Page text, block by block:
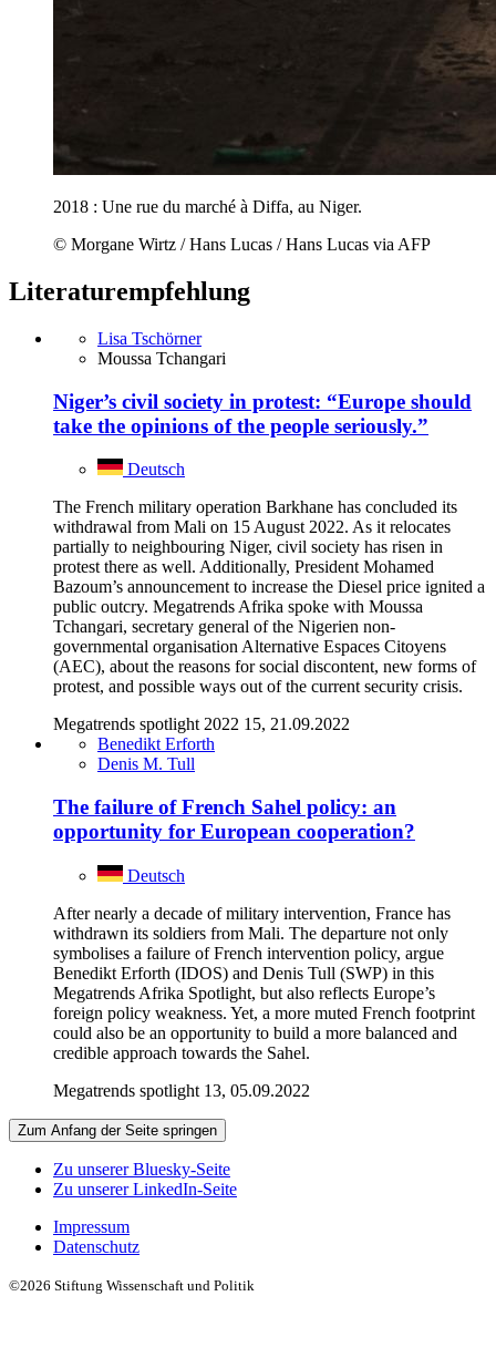
2018 : Une rue du marché à Diffa, au Niger.
© Morgane Wirtz / Hans Lucas / Hans Lucas via AFP
Literaturempfehlung
Lisa Tschörner
Moussa Tchangari
Niger’s civil society in protest: “Europe should
take the opinions of the people seriously.”
Deutsch
The French military operation Barkhane has concluded its
withdrawal from Mali on 15 August 2022. As it relocates
partially to neighbouring Niger, civil society has risen in
protest there as well. Additionally, President Mohamed
Bazoum’s announcement to increase the Diesel price ignited a
public outcry. Megatrends Afrika spoke with Moussa
Tchangari, secretary general of the Nigerien non-
governmental organisation Alternative Espaces Citoyens
(AEC), about the reasons for social discontent, new forms of
protest, and possible ways out of the current security crisis.
Megatrends spotlight 2022 15, 21.09.2022
Benedikt Erforth
Denis M. Tull
The failure of French Sahel policy: an
opportunity for European cooperation?
Deutsch
After nearly a decade of military intervention, France has
withdrawn its soldiers from Mali. The departure not only
symbolises a failure of French intervention policy, argue
Benedikt Erforth (IDOS) and Denis Tull (SWP) in this
Megatrends Afrika Spotlight, but also reflects Europe’s
foreign policy weakness. Yet, a more muted French footprint
could also be an opportunity to build a more balanced and
credible approach towards the Sahel.
Megatrends spotlight 13, 05.09.2022
Zum Anfang der Seite springen
Zu unserer Bluesky-Seite
Zu unserer LinkedIn-Seite
Impressum
Datenschutz
©2026 Stiftung Wissenschaft und Politik